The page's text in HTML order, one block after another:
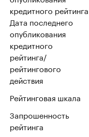
кредитного рейтинга
Дата последнего
опубликования
кредитного
рейтинга/
рейтингового
действия
Рейтинговая шкала
Запрошенность
рейтинга